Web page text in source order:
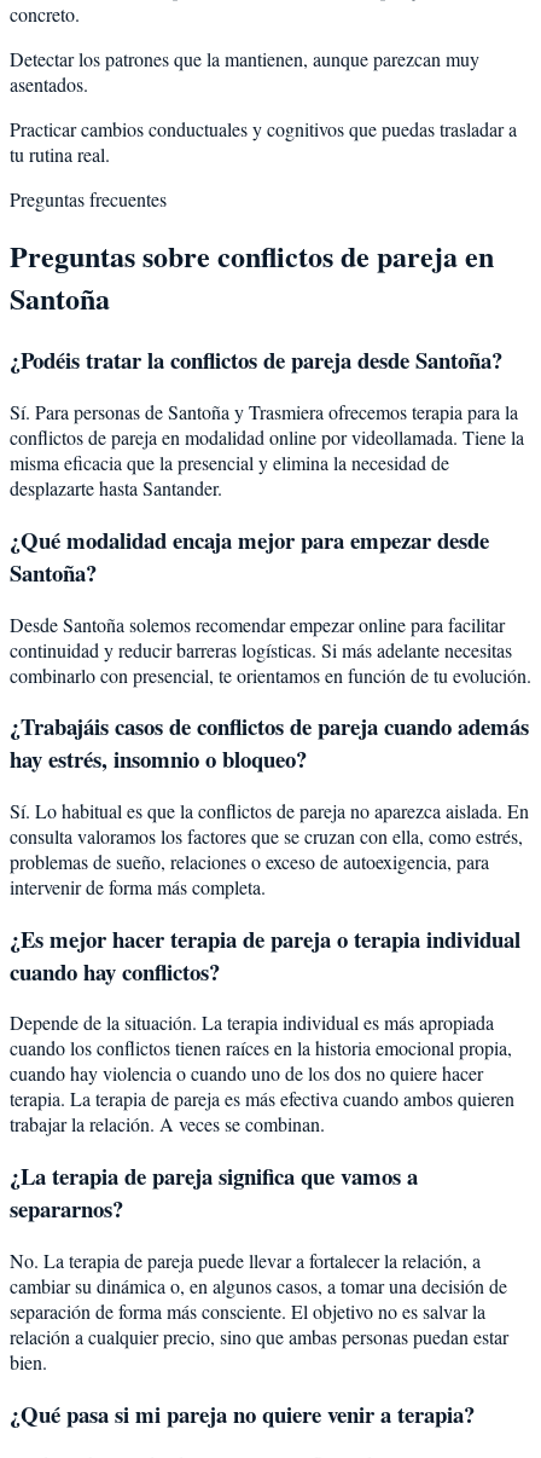
concreto.
Detectar los patrones que la mantienen, aunque parezcan muy
asentados.
Practicar cambios conductuales y cognitivos que puedas trasladar a
tu rutina real.
Preguntas frecuentes
Preguntas sobre conflictos de parejaen
Santoña
¿Podéis tratar laconflictos de parejadesdeSantoña?
Sí. Para personas de Santoña y Trasmiera ofrecemos terapia para la
conflictos de pareja en modalidad online por videollamada. Tiene la
misma eficacia que la presencial y elimina la necesidad de
desplazarte hasta Santander.
¿Qué modalidad encaja mejor para empezar desde
Santoña?
Desde Santoña solemos recomendar empezar online para facilitar
continuidad y reducir barreras logísticas. Si más adelante necesitas
combinarlo con presencial, te orientamos en función de tu evolución.
¿Trabajáis casos de conflictos de pareja cuando además
hay estrés, insomnio o bloqueo?
Sí. Lo habitual es que la conflictos de pareja no aparezca aislada. En
consulta valoramos los factores que se cruzan con ella, como estrés,
problemas de sueño, relaciones o exceso de autoexigencia, para
intervenir de forma más completa.
¿Es mejor hacer terapia de pareja o terapia individual
cuando hay conflictos?
Depende de la situación. La terapia individual es más apropiada
cuando los conflictos tienen raíces en la historia emocional propia,
cuando hay violencia o cuando uno de los dos no quiere hacer
terapia. La terapia de pareja es más efectiva cuando ambos quieren
trabajar la relación. A veces se combinan.
¿La terapia de pareja significa que vamos a
separarnos?
No. La terapia de pareja puede llevar a fortalecer la relación, a
cambiar su dinámica o, en algunos casos, a tomar una decisión de
separación de forma más consciente. El objetivo no es salvar la
relación a cualquier precio, sino que ambas personas puedan estar
bien.
¿Qué pasa si mi pareja no quiere venir a terapia?